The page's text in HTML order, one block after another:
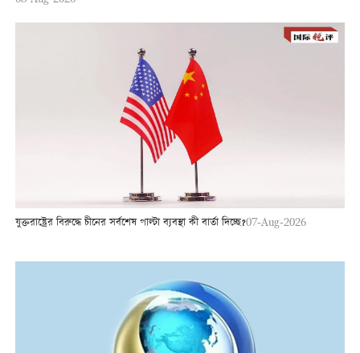
যুক্তরাষ্ট্রের বিরুদ্ধে চীনের সর্বশেষ পাল্টা ব্যবস্থা কী বার্তা দিচ্ছে?07-Aug-2026